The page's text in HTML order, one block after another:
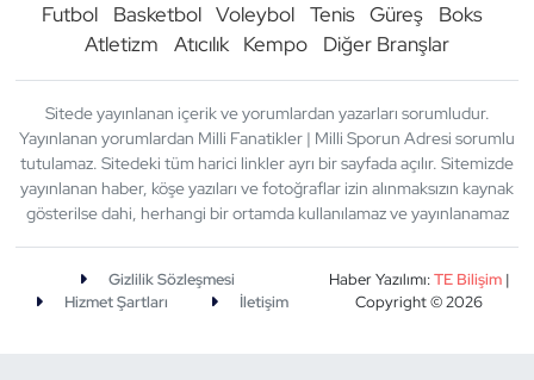
Futbol Basketbol Voleybol Tenis Güreş
Boks
Atletizm
Atıcılık Kempo Diğer Branşlar
Sitede yayınlanan içerik ve yorumlardan yazarları sorumludur.
Yayınlanan yorumlardan Milli Fanatikler | Milli Sporun Adresi sorumlu
tutulamaz. Sitedeki tüm harici linkler ayrı bir sayfada açılır. Sitemizde
yayınlanan haber, köşe yazıları ve fotoğraflar izin alınmaksızın kaynak
gösterilse dahi, herhangi bir ortamda kullanılamaz ve yayınlanamaz
Gizlilik Sözleşmesi
Hizmet Şartları
İletişim
Haber Yazılımı:TE Bilişim|
Copyright © 2026